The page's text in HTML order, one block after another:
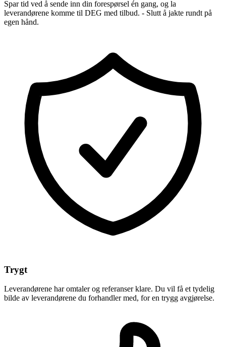
Spar tid ved å sende inn din forespørsel én gang, og la
leverandørene komme til DEG med tilbud. - Slutt å jakte rundt på
egen hånd.
Trygt
Leverandørene har omtaler og referanser klare. Du vil få et tydelig
bilde av leverandørene du forhandler med, for en trygg avgjørelse.